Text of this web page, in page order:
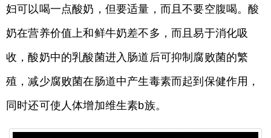
妇可以喝一点酸奶，但要适量，而且不要空腹喝。酸
奶在营养价值上和鲜牛奶差不多，而且易于消化吸
收，酸奶中的乳酸菌进入肠道后可抑制腐败菌的繁
殖，减少腐败菌在肠道中产生毒素而起到保健作用，
同时还可使人体增加维生素b族。